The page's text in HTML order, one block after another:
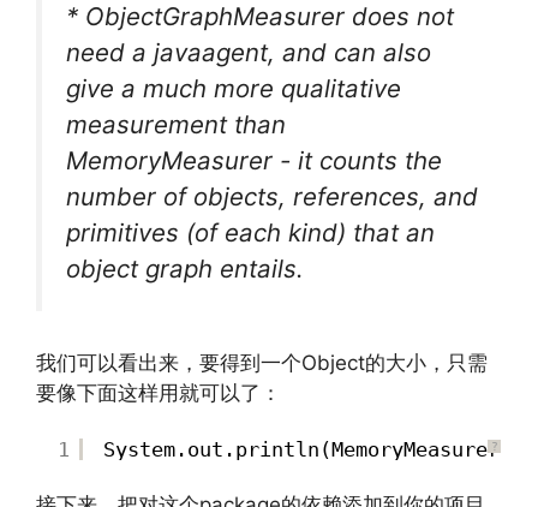
* ObjectGraphMeasurer does not
need a javaagent, and can also
give a much more qualitative
measurement than
MemoryMeasurer - it counts the
number of objects, references, and
primitives (of each kind) that an
object graph entails.
我们可以看出来，要得到一个Object的大小，只需
要像下面这样用就可以了：
?
1